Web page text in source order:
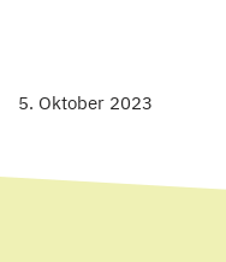
5. Oktober 2023